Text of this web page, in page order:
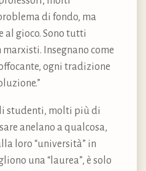
di fondo, ma
al gioco. Sono tutti
Insegnano come
ogni tradizione
studenti, molti più di
anelano a qualcosa,
loro “università” in
una “laurea”, è solo